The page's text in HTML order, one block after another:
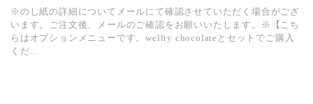
※のし紙の詳細についてメールにて確認させていただく場合がござ
います。ご注文後、メールのご確認をお願いいたします。※【こち
らはオプションメニューです。wellty chocolateとセットでご購入
くだ...